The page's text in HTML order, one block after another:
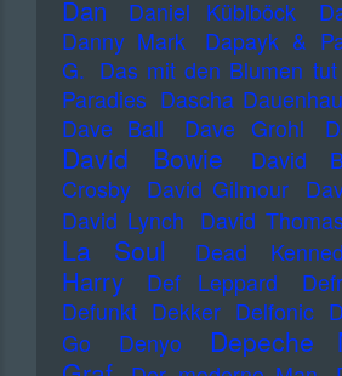
Dan
Daniel Küblböck
Danny Mark
Dapayk &
G. Das mit den Blumen
Paradies Dascha
Dave Ball
Dave Grohl
David Bowie David
Crosby David Gilmour
David Lynch David Thomas
La Soul
Dead
Harry
Def Leppard
Defunkt Dekker Delfonic
Go
Denyo Depeche